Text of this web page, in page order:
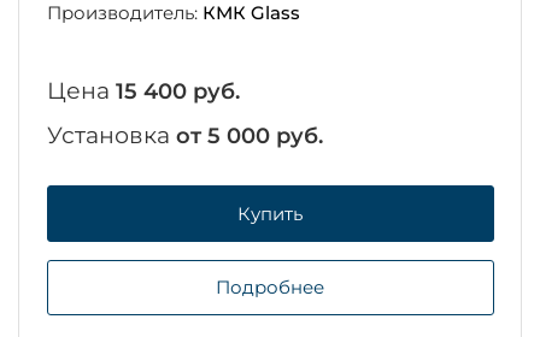
Производитель: КМК Glass
Цена 15 400 руб.
Установка от 5 000 руб.
Купить
Подробнее